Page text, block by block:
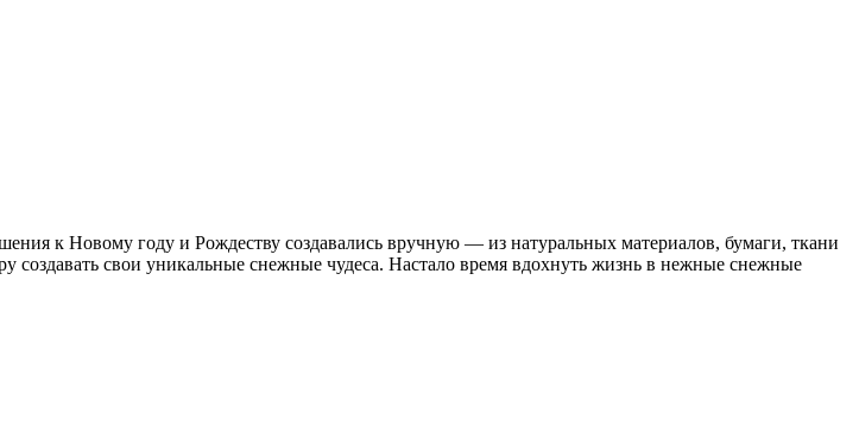
к Новому году и Рождеству создавались вручную — из натуральных материалов, бумаги, ткани
создавать свои уникальные снежные чудеса. Настало время вдохнуть жизнь в нежные снежные